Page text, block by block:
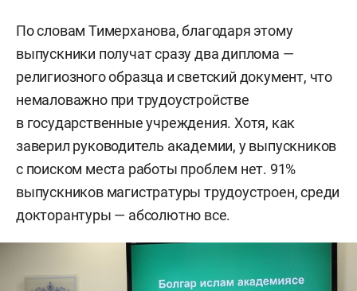
По словам Тимерханова, благодаря этому
выпускники получат сразу два диплома —
религиозного образца и светский документ, что
немаловажно при трудоустройстве
в государственные учреждения. Хотя, как
заверил руководитель академии, у выпускников
с поиском места работы проблем нет. 91%
выпускников магистратуры трудоустроен, среди
докторантуры — абсолютно все.